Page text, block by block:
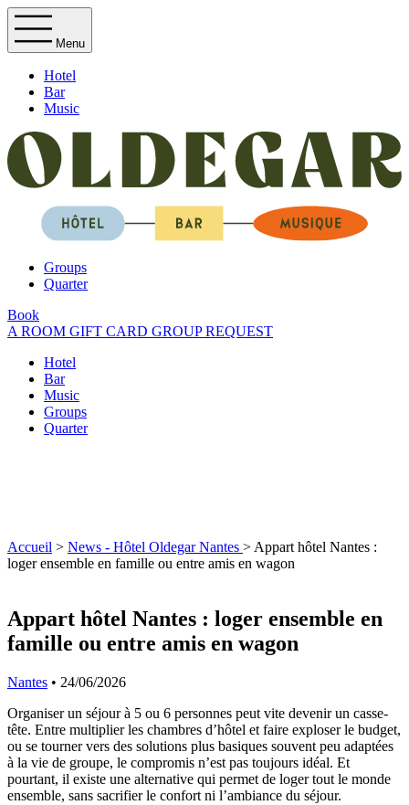
Menu
Hotel
Bar
Music
Groups
Quarter
Book
A ROOM GIFT CARD GROUP REQUEST
Hotel
Bar
Music
Groups
Quarter
Accueil > News - Hôtel Oldegar Nantes > Appart hôtel Nantes :
loger ensemble en famille ou entre amis en wagon
Appart hôtel Nantes : loger ensemble en
famille ou entre amis en wagon
Nantes • 24/06/2026
Organiser un séjour à 5 ou 6 personnes peut vite devenir un casse-
tête. Entre multiplier les chambres d’hôtel et faire exploser le budget,
ou se tourner vers des solutions plus basiques souvent peu adaptées
à la vie de groupe, le compromis n’est pas toujours idéal. Et
pourtant, il existe une alternative qui permet de loger tout le monde
ensemble, sans sacrifier le confort ni l’ambiance du séjour.